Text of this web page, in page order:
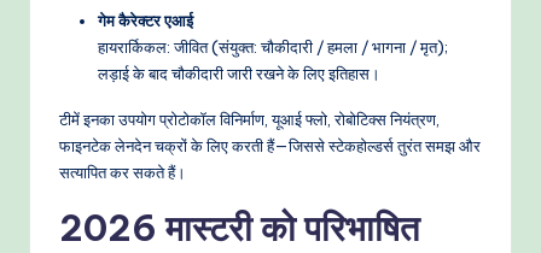
गेम कैरेक्टर एआई
हायरार्किकल: जीवित (संयुक्त: चौकीदारी / हमला / भागना / मृत);
लड़ाई के बाद चौकीदारी जारी रखने के लिए इतिहास।
टीमें इनका उपयोग प्रोटोकॉल विनिर्माण, यूआई फ्लो, रोबोटिक्स नियंत्रण,
फाइनटेक लेनदेन चक्रों के लिए करती हैं—जिससे स्टेकहोल्डर्स तुरंत समझ और
सत्यापित कर सकते हैं।
2026 मास्टरी को परिभाषित